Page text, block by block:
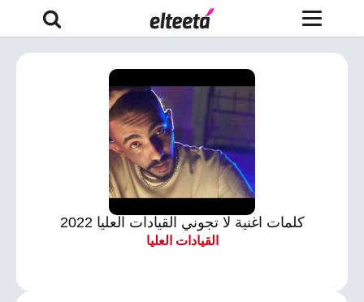
كلمات اغنية لا تجوني القيادات العليا 2022
القيادات العليا